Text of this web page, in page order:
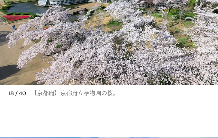
18 / 40 【京都府】京都府立植物園の桜。